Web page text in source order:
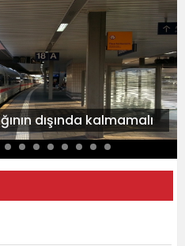
dışında kalmamalı